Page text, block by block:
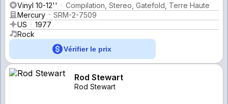
Vinyl 10-12''
Compilation, Stereo, Gatefold, Terre Haute
Mercury
SRM-2-7509
US
1977
Rock
Vérifier le prix
Rod Stewart
Rod Stewart